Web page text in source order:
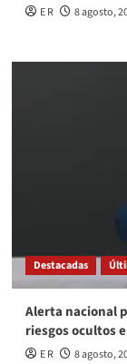
E R 8 agosto,
Destacadas
Alerta nacional
riesgos ocultos
E R 8 agosto,